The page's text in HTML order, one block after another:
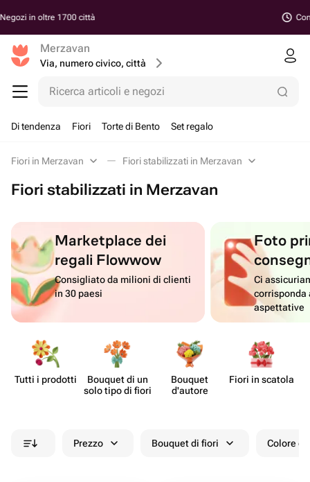
Merzavan
Via, numero civico, città
Ricerca articoli e negozi
Di tendenza Fiori Torte di Bento Set regalo
Fiori in Merzavan Fiori stabilizzati in Merzavan
Fiori stabilizzati in Merzavan
Marketplace dei
regali Flowwow
Consigliato da milioni di clienti
in 30 paesi
Foto
Ci
corrisponda
aspettative
Tutti i prodotti
Bouquet di un
solo tipo di fiori
Bouquet
d'autore
Fiori in scatola
Prezzo Bouquet di fiori Colore